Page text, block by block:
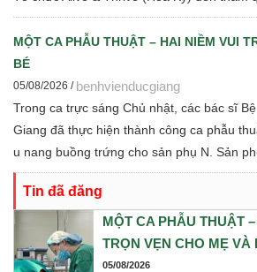
đổi chuyên môn về dinh dưỡng bà mẹ - trẻ
hàng sữa mẹ, vi sinh, phân tích y sinh,
định hướng hợp tác nghiên cứu khoa học
trong thời gian tới.
MỘT CA PHẪU THUẬT – HAI NIỀM VUI
BÉ
05/08/2026 / benhvienducgiang
Trong ca trực sáng Chủ nhật, các bác sĩ
Giang đã thực hiện thành công ca phẫu
u nang buồng trứng cho sản phụ N. Sản
trạng chuyển dạ con so, ngôi ngược, kèm
trứng phải. Trước những yếu tố nguy cơ, ê-
Gây mê Hồi sức đã phối hợp chặt chẽ, xây
thuật tối ưu nhằm đảm bảo an toàn cao
Tin đã đăng
MỘT CA PHẪU THUẬT
TRỌN VẸN CHO MẸ VÀ
05/08/2026